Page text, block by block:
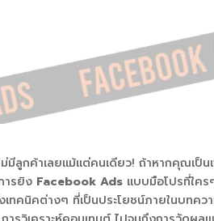
มีลูกค้าเลยแม้แต่คนเดียว! ถ้าหากคุณเป็น
ารยิง Facebook Ads แบบมือโปรที่ใคร
ทคนิคต่างๆ ที่เป็นประโยชน์ภายในบทค